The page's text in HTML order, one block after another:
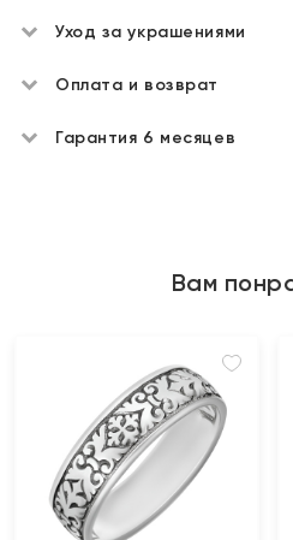
Уход за украшениями
Оплата и возврат
Гарантия 6 месяцев
Вам